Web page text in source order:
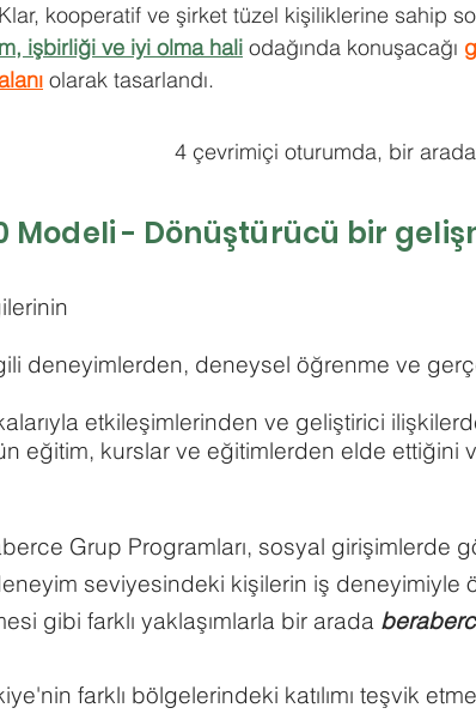
kooperatif ve şirket tüzel kişiliklerine sahip
işbirliği ve iyi olma hali odağında konuşacağı
olarak tasarlandı.
4 çevrimiçi oturumda, bir
Modeli - Dönüştürücü bir
deneyimlerden, deneysel öğrenme ve
etkileşimlerinden ve geliştirici
eğitim, kurslar ve eğitimlerden elde ettiğini
Grup Programları, sosyal girişimlerde
seviyesindeki kişilerin iş deneyimiyle
gibi farklı yaklaşımlarla bir arada
farklı bölgelerindeki katılımı teşvik